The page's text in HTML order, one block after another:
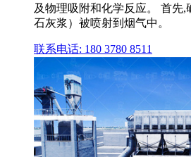
及物理吸附和化学反应。 首先
石灰浆）被喷射到烟气中。
联系电话: 180 3780 8511